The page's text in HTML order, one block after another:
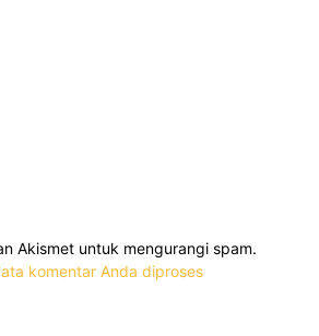
Akismet untuk mengurangi spam.
komentar Anda diproses